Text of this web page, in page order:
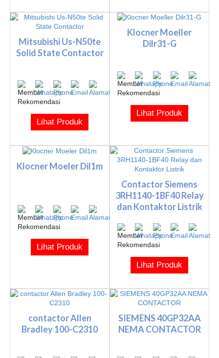
Mitsubishi Us-N50te
Solid State Contactor
Lihat Produk
Klocner Moeller
Dilr31-G
Lihat Produk
Klocner Moeler Dil1m
Lihat Produk
Contactor Siemens
3RH1140-1BF40 Relay
dan Kontaktor Listrik
Lihat Produk
contactor Allen
Bradley 100-C2310
SIEMENS 40GP32AA
NEMA CONTACTOR